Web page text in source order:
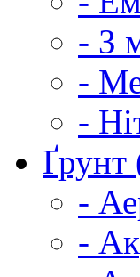
- З
-
-
Ґрунт
-
-